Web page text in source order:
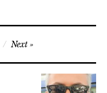
Next